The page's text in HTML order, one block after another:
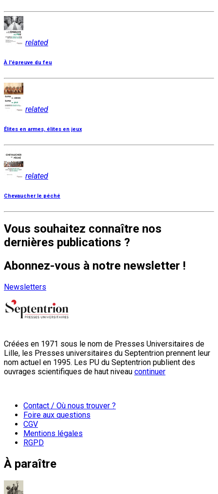
related
À l'épreuve du feu
related
Élites en armes, élites en jeux
related
Chevaucher le péché
Vous souhaitez connaître nos
dernières publications ?
Abonnez-vous à notre newsletter !
Newsletters
Créées en 1971 sous le nom de Presses Universitaires de
Lille, les Presses universitaires du Septentrion prennent leur
nom actuel en 1995. Les PU du Septentrion publient des
ouvrages scientifiques de haut niveau continuer
Contact / Où nous trouver ?
Foire aux questions
CGV
Mentions légales
RGPD
À paraître